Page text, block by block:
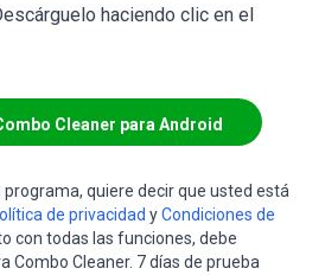
haciendo clic en el
Cleaner para Android
quiere decir que usted está
de privacidad yCondiciones de
con todas las funciones, debe
Combo Cleaner. 7 días de prueba